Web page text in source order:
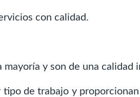
con calidad.
y son de una calidad
de trabajo y